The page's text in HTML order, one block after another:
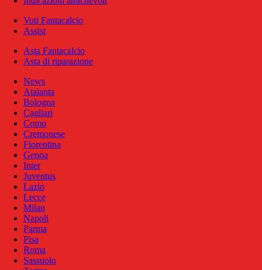
Voti Fantacalcio
Assist
Asta Fantacalcio
Asta di riparazione
News
Atalanta
Bologna
Cagliari
Como
Cremonese
Fiorentina
Genoa
Inter
Juventus
Lazio
Lecce
Milan
Napoli
Parma
Pisa
Roma
Sassuolo